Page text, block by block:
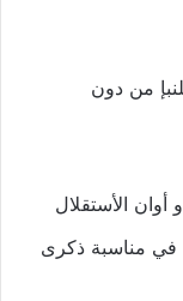
من دون
الأستقلال
في مناسبة ذكرى